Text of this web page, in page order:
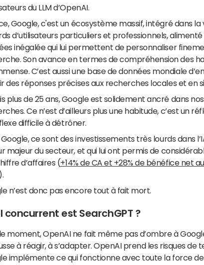
du LLM d’OpenAI.
Google, c'est un écosystème massif, intégré dans la
d’utilisateurs particuliers et professionnels,
inégalée qui lui permettent de personnaliser
Son avance en termes de compréhension des
C’est aussi une base de données mondiale
des réponses précises aux recherches locales et en
plus de 25 ans, Google est solidement ancré dans
Ce n’est d’ailleurs plus une habitude, c’est un
difficile à détrôner.
Google, ce sont des investissements très lourds dans
majeur du secteur, et qui lui ont permis de
d’affaires (+14% de CA et +28% de bénéfice net
).
n’est donc pas encore tout à fait mort.
concurrent est SearchGPT ?
moment, OpenAI ne fait même pas d’ombre à
à réagir, à s’adapter. OpenAI prend les risques de
implémente ce qui fonctionne avec toute la force de